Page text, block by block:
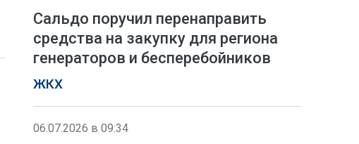
Сальдо поручил перенаправить
средства на закупку для региона
генераторов и бесперебойников
ЖКХ
06.07.2026 в 09:34